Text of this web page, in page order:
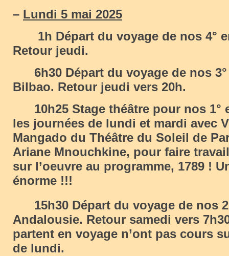
– Lundi 5 mai 2025
1h Départ du voyage de nos 4°
Retour jeudi.
6h30 Départ du voyage de nos 3°
Bilbao. Retour jeudi vers 20h.
10h25 Stage théâtre pour nos 1°
les journées de lundi et mardi avec
Mangado du Théâtre du Soleil de
Ariane Mnouchkine, pour faire
sur l’oeuvre au programme, 1789 !
énorme !!!
15h30 Départ du voyage de nos 2
Andalousie. Retour samedi vers
partent en voyage n’ont pas cours
de lundi.